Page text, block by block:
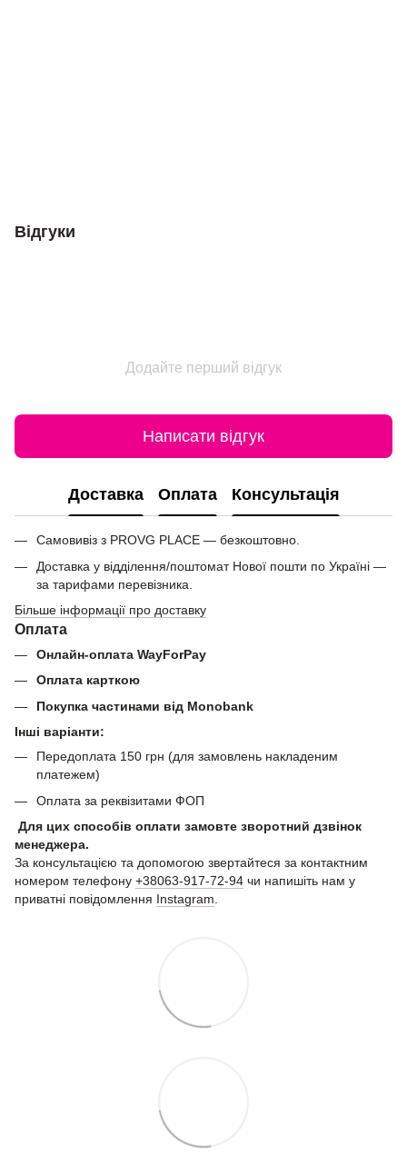
Відгуки
Додайте перший відгук
Написати відгук
Доставка Оплата Консультація
Самовивіз з PROVG PLACE — безкоштовно.
Доставка у відділення/поштомат Нової пошти по Україні —
за тарифами перевізника.
Більше інформації про доставку
Оплата
Онлайн-оплата WayForPay
Оплата карткою
Покупка частинами від Monobank
Інші варіанти:
Передоплата 150 грн (для замовлень накладеним
платежем)
Оплата за реквізитами ФОП
Для цих способів оплати замовте зворотний дзвінок
менеджера.
За консультацією та допомогою звертайтеся за контактним
номером телефону +38063-917-72-94 чи напишіть нам у
приватні повідомлення Instagram